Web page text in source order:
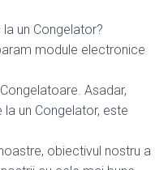
un Congelator?
module electronice
Asadar,
un Congelator, este
obiectivul nostru a